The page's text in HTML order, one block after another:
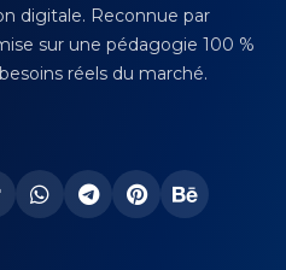
digitale. Reconnue par
sur une pédagogie 100 %
réels du marché.